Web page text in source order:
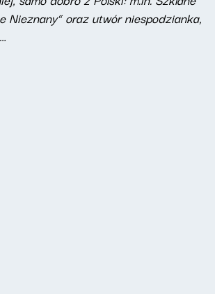
Nieznany” oraz utwór niespodzianka,